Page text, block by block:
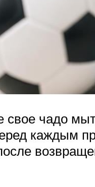
свое чадо
каждым